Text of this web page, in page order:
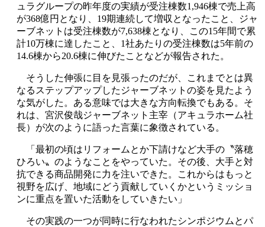
ュラグループの昨年度の実績が受注棟数1,946棟で売上高
が368億円となり、19期連続して増収となったこと、ジャ
ーブネットは受注棟数が7,638棟となり、この15年間で累
計10万棟に達したこと、1社あたりの受注棟数は5年前の
14.6棟から20.6棟に伸びたことなどが報告された。
そうした伸張に目を見張ったのだが、これまでとは異
なるステップアップしたジャーブネットの姿を見たよう
な気がした。ある意味では大きな方向転換でもある。そ
れは、宮沢俊哉ジャーブネット主宰（アキュラホーム社
長）が次のように語った言葉に象徴されている。
「最初の頃はリフォームとか下請けなど大手の〝落穂
ひろい〟のようなことをやっていた。その後、大手と対
抗できる商品開発に力を注いできた。これからはもっと
視野を広げ、地域にどう貢献していくかというミッショ
ンに重点を置いた活動をしていきたい」
その実践の一つが同時に行なわれたシンポジウムとパ